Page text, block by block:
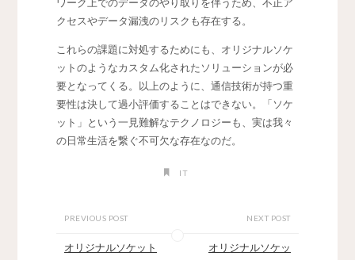
ワーク上でのデータのやり取りを伴うため、不正ア
クセスやデータ漏洩のリスクも存在する。
これらの課題に対処するためにも、オリジナルソケ
ットのようなカスタム化されたソリューションが必
要となってくる。以上のように、通信技術が持つ重
要性は決して過小評価することはできない。「ソケ
ット」という一見難解なテクノロジーも、実は我々
の日常生活を繋ぐ不可欠な存在なのだ。
IT
PREVIOUS POST
オリジナルソケット
NEXT POST
オリジナルソケッ